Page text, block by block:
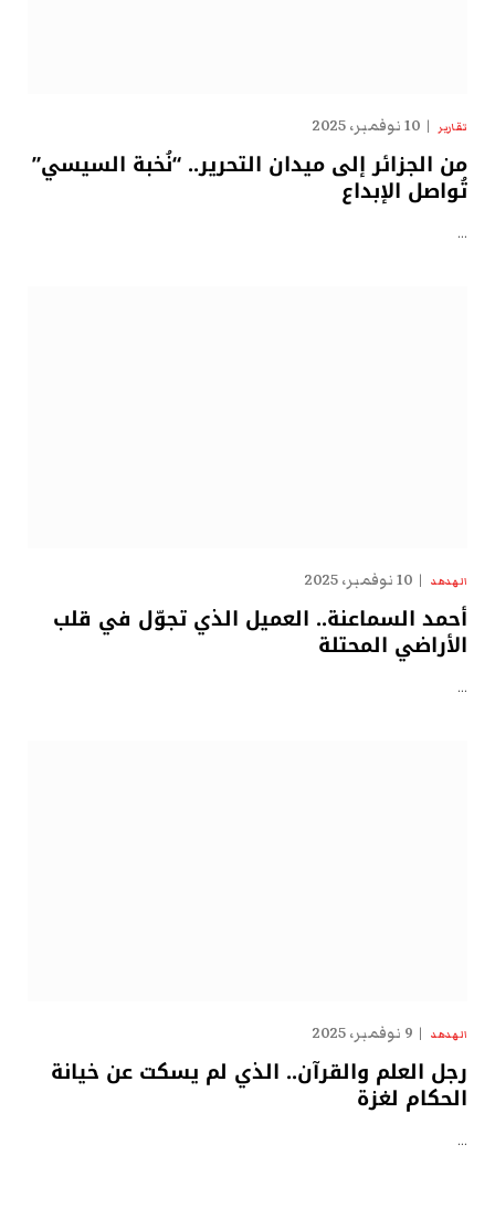
تقارير 10 نوفمبر، 2025
من الجزائر إلى ميدان التحرير.. “نُخبة السيسي”
تُواصل الإبداع
…
الهدهد 10 نوفمبر، 2025
أحمد السماعنة.. العميل الذي تجوّل في قلب
الأراضي المحتلة
…
الهدهد 9 نوفمبر، 2025
رجل العلم والقرآن.. الذي لم يسكت عن خيانة
الحكام لغزة
…